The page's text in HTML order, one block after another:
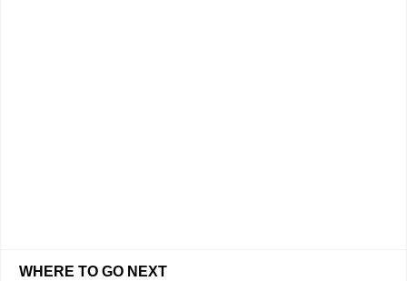
WHERE TO GO NEXT